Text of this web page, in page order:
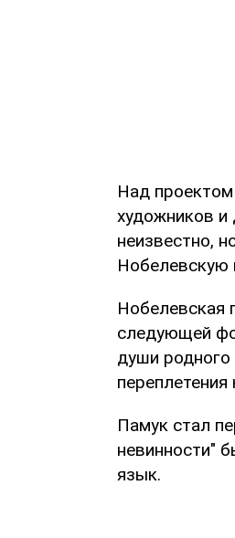
Над проектом
художников и
неизвестно,
Нобелевскую
Нобелевская
следующей
души родного
переплетения
Памук стал
невинности"
язык.